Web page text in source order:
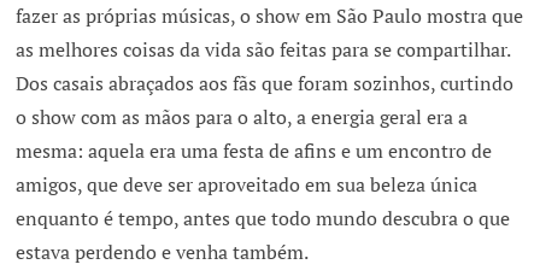
fazer as próprias músicas, o show em São Paulo mostra que
as melhores coisas da vida são feitas para se compartilhar.
Dos casais abraçados aos fãs que foram sozinhos, curtindo
o show com as mãos para o alto, a energia geral era a
mesma: aquela era uma festa de afins e um encontro de
amigos, que deve ser aproveitado em sua beleza única
enquanto é tempo, antes que todo mundo descubra o que
estava perdendo e venha também.